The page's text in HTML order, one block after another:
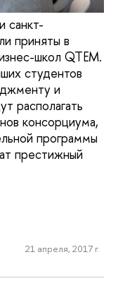
санкт-
приняты в
школ QTEM.
студентов
и
располагать
консорциума,
программы
престижный
21 апреля, 2017 г.